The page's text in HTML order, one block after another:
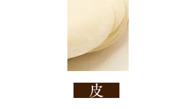
のは一切使用していません。
阪東もち豚の餌には、納豆菌（バチ
ルス菌）という、天然の土壌から抽
出した有用微生物を加えています。
これにより、腸内に存在する悪玉菌
を排除し、腸内微生物のバランスを
ます。当店が契約している農家で
は、畑での農作業と工場での加工作
業をする人が同一で、栽培から加工
までの強力な連携体制で農薬や異物
混入などの品質管理を徹底的に行っ
ています。そして、５０年後を見据
えて農業を支える著しい農業のプロ
皮